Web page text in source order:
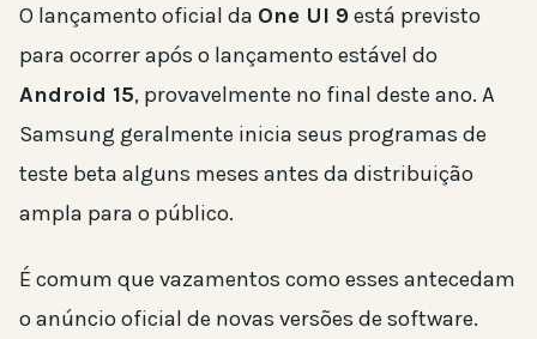
O lançamento oficial da One UI 9está previsto
para ocorrer após o lançamento estável do
Android 15, provavelmente no final deste ano. A
Samsung geralmente inicia seus programas de
teste beta alguns meses antes da distribuição
ampla para o público.
É comum que vazamentos como esses antecedam
o anúncio oficial de novas versões de software.